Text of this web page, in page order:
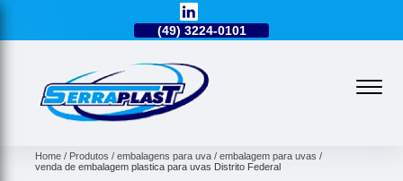
(49) 3224-0101
Home Produtos embalagens para uva
embalagem para uvas
venda de embalagem plastica para uvas Distrito Federal